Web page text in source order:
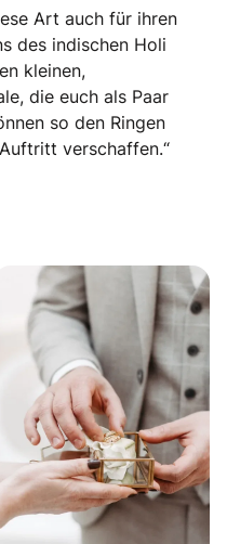
Art auch für ihren
des indischen Holi
kleinen,
die euch als Paar
so den Ringen
verschaffen.“